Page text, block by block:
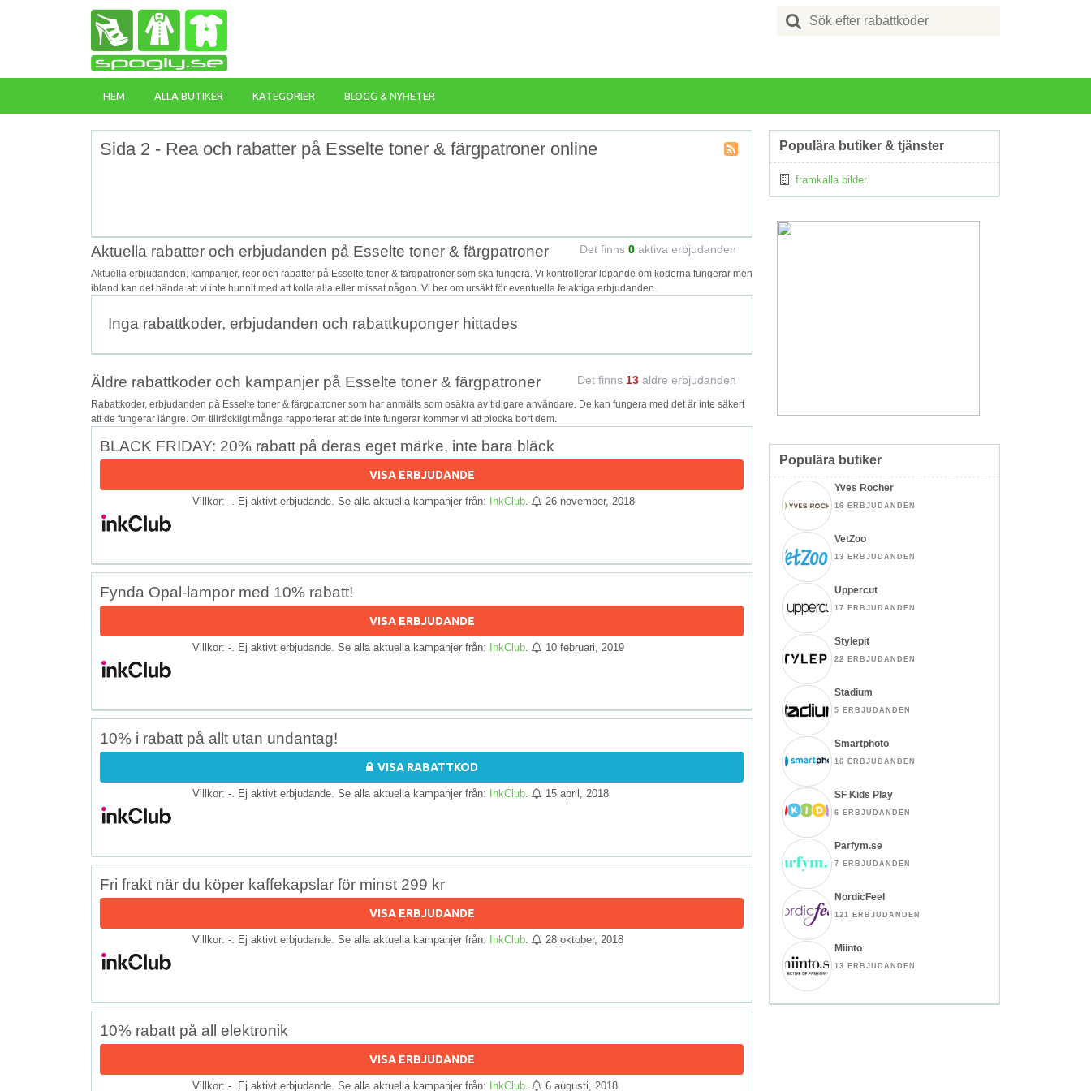
Search
for:
HEM ALLA BUTIKER KATEGORIER BLOGG & NYHETER
Sida 2 - Rea och rabatter på Esselte toner & färgpatroner online
Aktuella rabatter och erbjudanden på Esselte toner & färgpatroner Det finns 0 aktiva erbjudanden
Aktuella erbjudanden, kampanjer, reor och rabatter på Esselte toner & färgpatroner som ska fungera. Vi kontrollerar löpande om koderna fungerar men
ibland kan det hända att vi inte hunnit med att kolla alla eller missat någon. Vi ber om ursäkt för eventuella felaktiga erbjudanden.
Inga rabattkoder, erbjudanden och rabattkuponger hittades
Äldre rabattkoder och kampanjer på Esselte toner & färgpatroner Det finns 13 äldre erbjudanden
Rabattkoder, erbjudanden på Esselte toner & färgpatroner som har anmälts som osäkra av tidigare användare. De kan fungera med det är inte säkert
att de fungerar längre. Om tillräckligt många rapporterar att de inte fungerar kommer vi att plocka bort dem.
BLACK FRIDAY: 20% rabatt på deras eget märke, inte bara bläck
VISA ERBJUDANDE
Villkor: -. Ej aktivt erbjudande. Se alla aktuella kampanjer från: InkClub 26 november, 2018
Fynda Opal-lampor med 10% rabatt!
VISA ERBJUDANDE
Villkor: -. Ej aktivt erbjudande. Se alla aktuella kampanjer från: InkClub 10 februari, 2019
10% i rabatt på allt utan undantag!
VISA RABATTKOD
Villkor: -. Ej aktivt erbjudande. Se alla aktuella kampanjer från: InkClub 15 april, 2018
Fri frakt när du köper kaffekapslar för minst 299 kr
VISA ERBJUDANDE
Villkor: -. Ej aktivt erbjudande. Se alla aktuella kampanjer från: InkClub 28 oktober, 2018
10% rabatt på all elektronik
VISA ERBJUDANDE
Villkor: -. Ej aktivt erbjudande. Se alla aktuella kampanjer från: InkClub 6 augusti, 2018
Populära butiker & tjänster
framkalla bilder
Populära butiker
Yves Rocher
16 ERBJUDANDEN
VetZoo
13 ERBJUDANDEN
Uppercut
17 ERBJUDANDEN
Stylepit
22 ERBJUDANDEN
Stadium
5 ERBJUDANDEN
Smartphoto
16 ERBJUDANDEN
SF Kids Play
6 ERBJUDANDEN
Parfym.se
7 ERBJUDANDEN
NordicFeel
121 ERBJUDANDEN
Miinto
13 ERBJUDANDEN